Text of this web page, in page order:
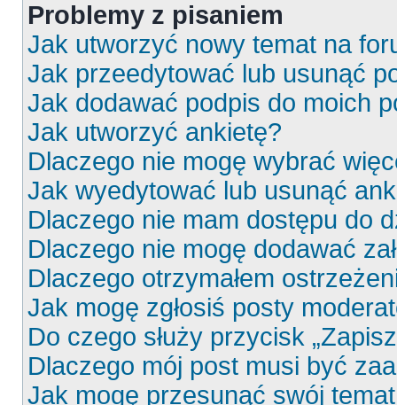
Problemy z pisaniem
Jak utworzyć nowy temat na
Jak przeedytować lub usunąć
Jak dodawać podpis do moich
Jak utworzyć ankietę?
Dlaczego nie mogę wybrać
Jak wyedytować lub usunąć
Dlaczego nie mam dostępu do
Dlaczego nie mogę dodawać
Dlaczego otrzymałem
Jak mogę zgłosiś posty
Do czego służy przycisk
Dlaczego mój post musi być
Jak mogę przesunąć swój